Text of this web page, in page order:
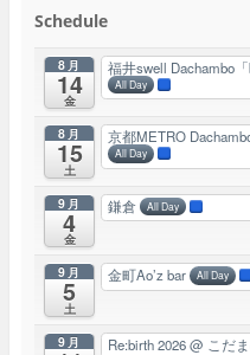
Schedule
8月
14
金
福井swell Dachambo
All Day
8月
15
土
京都METRO
All Day
9月
4
金
鎌倉 All Day
9月
5
土
金町Ao’z bar All Day
9月 Re:birth 2026@ こだ